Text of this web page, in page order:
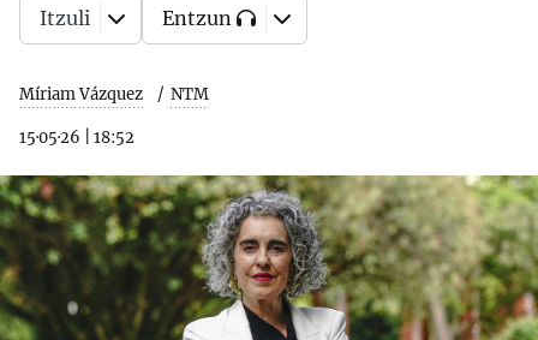
Míriam Vázquez NTM
15·05·26 18:52
Itzuli Entzun